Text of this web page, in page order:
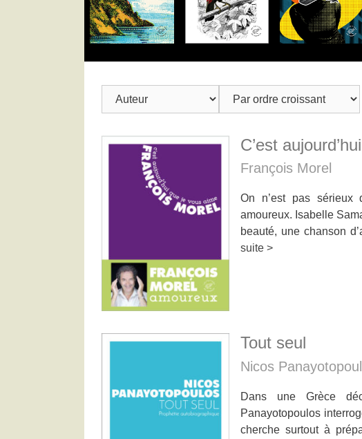
C’est
François Morel
On n’est pas sérieux
amoureux. Isabelle
beauté, une chanson
suite >
Tout seul
Nicos
Dans une Grèce
Panayotopoulos
cherche surtout à